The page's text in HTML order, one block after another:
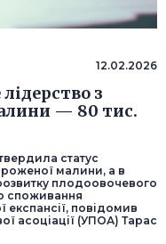
12.02.2026
з
— 80 тис.
статус
малини, а в
плодоовочевого
споживання
повідомив
асоціації (УПОА) Тарас